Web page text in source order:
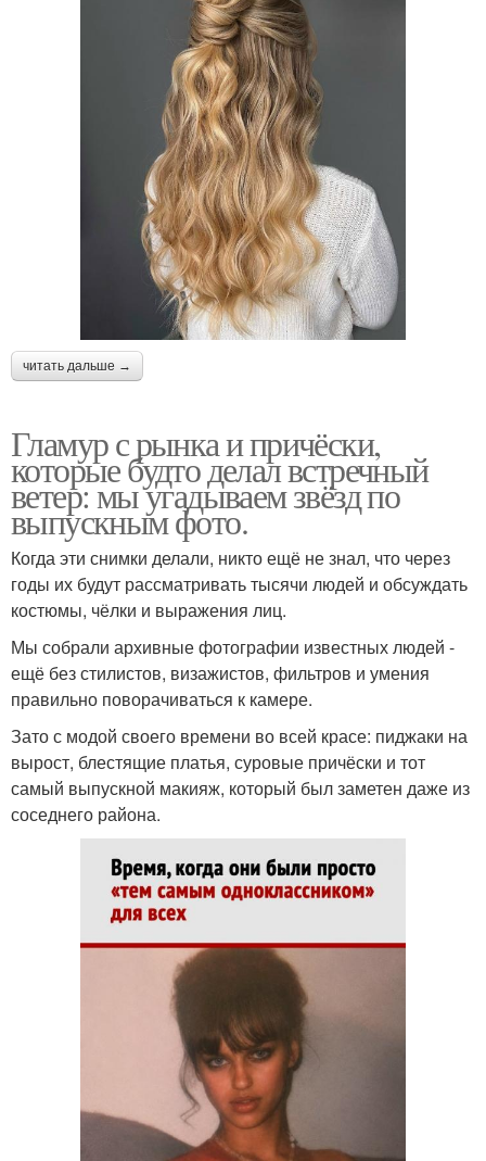
читать дальше →
Гламур с рынка и причёски,
которые будто делал встречный
ветер: мы угадываем звёзд по
выпускным фото.
Когда эти снимки делали, никто ещё не знал, что через
годы их будут рассматривать тысячи людей и обсуждать
костюмы, чёлки и выражения лиц.
Мы собрали архивные фотографии известных людей -
ещё без стилистов, визажистов, фильтров и умения
правильно поворачиваться к камере.
Зато с модой своего времени во всей красе: пиджаки на
вырост, блестящие платья, суровые причёски и тот
самый выпускной макияж, который был заметен даже из
соседнего района.